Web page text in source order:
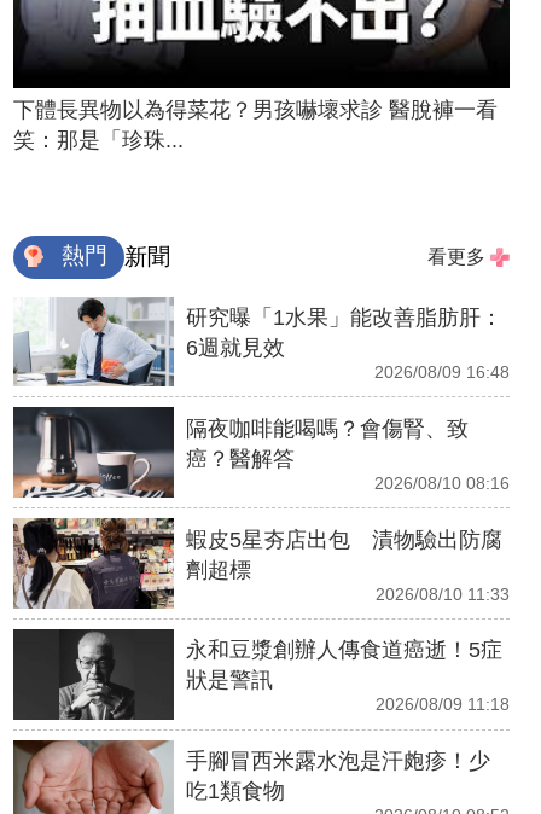
下體長異物以為得菜花？男孩嚇壞求診 醫脫褲一看
笑：那是「珍珠...
熱門 新聞 看更多
研究曝「1水果」能改善脂肪肝：
6週就見效
2026/08/09 16:48
隔夜咖啡能喝嗎？會傷腎、致
癌？醫解答
2026/08/10 08:16
蝦皮5星夯店出包 漬物驗出防腐
劑超標
2026/08/10 11:33
永和豆漿創辦人傳食道癌逝！5症
狀是警訊
2026/08/09 11:18
手腳冒西米露水泡是汗皰疹！少
吃1類食物